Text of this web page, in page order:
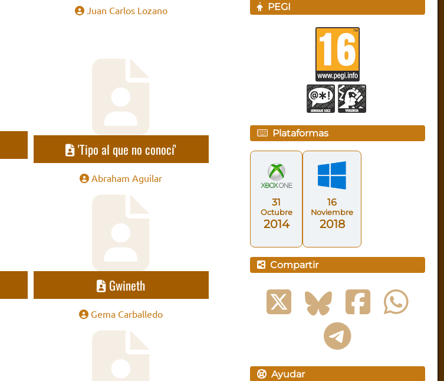
Juan Carlos Lozano
'Tipo al que no conocí'
Abraham Aguilar
Gwineth
Gema Carballedo
PEGI
Plataformas
31
Octubre
2014
16
Noviembre
2018
Compartir
Ayudar